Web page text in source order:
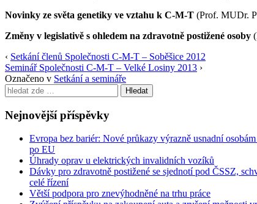
Novinky ze světa genetiky ve vztahu k C-M-T (Prof. MUDr.
Změny v legislativě s ohledem na zdravotně postižené osoby
‹ Setkání členů Společnosti C-M-T – Soběšice 2012
Seminář Společnosti C-M-T – Velké Losiny 2013 ›
Označeno v Setkání a semináře
Search
for:
Nejnovější příspěvky
Evropa bez bariér: Nové průkazy výrazně usnadní
po EU
Úhrady oprav u elektrických invalidních vozíků
Dávky pro zdravotně postižené se sjednotí pod ČSSZ,
celé řízení
Větší podpora pro znevýhodněné na trhu práce